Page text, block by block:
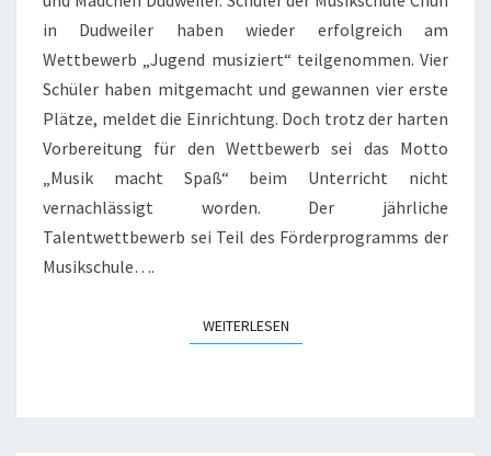
in Dudweiler haben wieder erfolgreich am
Wettbewerb „Jugend musiziert“ teilgenommen. Vier
Schüler haben mitgemacht und gewannen vier erste
Plätze, meldet die Einrichtung. Doch trotz der harten
Vorbereitung für den Wettbewerb sei das Motto
„Musik macht Spaß“ beim Unterricht nicht
vernachlässigt worden. Der jährliche
Talentwettbewerb sei Teil des Förderprogramms der
Musikschule….
WEITERLESENWEITERLESEN